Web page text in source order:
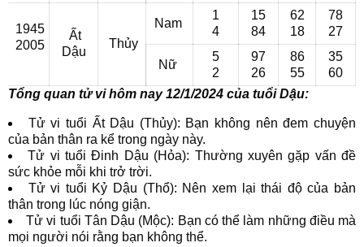
1945
2005
Ất
Dậu
Thủy
Nam
1
4
15
84
62
18
78
27
Nữ
5
2
97
26
86
55
35
60
Tổng quan tử vi hôm nay 12/1/2024 của tuổi Dậu:
Tử vi tuổi Ất Dậu (Thủy): Bạn không nên đem chuyện
của bản thân ra kể trong ngày này.
Tử vi tuổi Đinh Dậu (Hỏa): Thường xuyên gặp vấn đề
sức khỏe mỗi khi trở trời.
Tử vi tuổi Kỷ Dậu (Thổ): Nên xem lại thái độ của bản
thân trong lúc nóng giận.
Tử vi tuổi Tân Dậu (Mộc): Bạn có thể làm những điều mà
mọi người nói rằng bạn không thể.